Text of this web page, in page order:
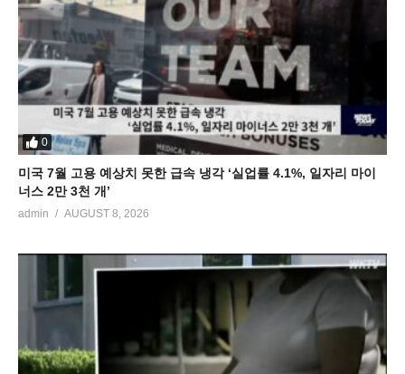
0
미국 7월 고용 예상치 못한 급속 냉각 ‘실업률 4.1%, 일자리 마이
너스 2만 3천 개’
admin AUGUST 8, 2026